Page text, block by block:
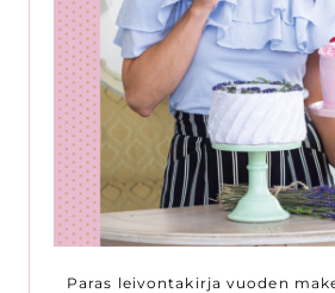
Paras leivontakirja vuoden